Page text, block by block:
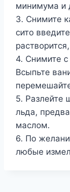
минимума и
3. Снимите
сито
4. Снимите
Всыпьте
5. Разлейте
льда,
маслом.
6. По
любые